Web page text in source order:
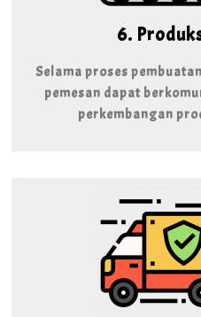
6.
Selama proses
pemesan dapat
perkembangan